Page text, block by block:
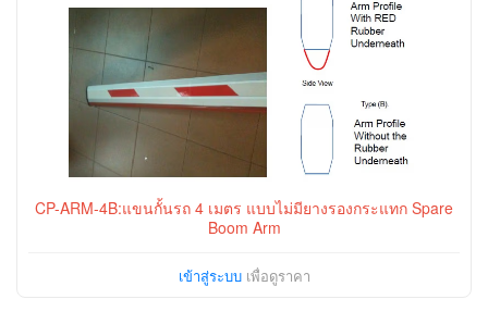
CP-ARM-4B:แขนกั้นรถ 4 เมตร แบบไม่มียางรองกระแทก Spare
Boom Arm
เข้าสู่ระบบเพื่อดูราคา